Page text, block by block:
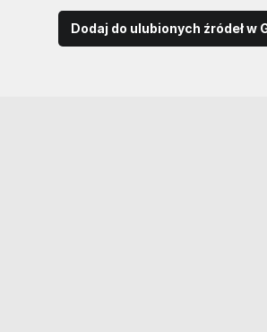
Dodaj do ulubionych źródeł w